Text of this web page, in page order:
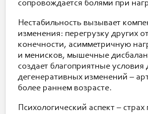
сопровождается болями при
Нестабильность вызывает
изменения: перегрузку других
конечности, асимметричную
и менисков, мышечные
создает благоприятные условия
дегенеративных изменений –
более раннем возрасте.
Психологический аспект –